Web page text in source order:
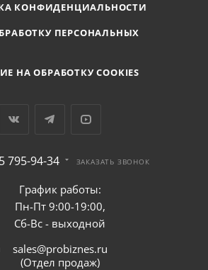
КОНФИДЕНЦИАЛЬНОСТИ
ПЕРСОНАЛЬНЫХ
НА ОБРАБОТКУ COOKIES
795-94-34 ЗАКАЗАТЬ ЗВОНОК
График работы:
Пн-Пт 9:00-19:00,
Сб-Вс - выходной
sales@probiznes.ru
(Отдел продаж)